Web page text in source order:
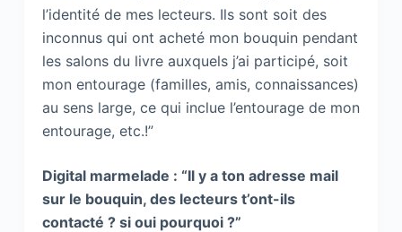
l’identité de mes lecteurs. Ils sont soit des
inconnus qui ont acheté mon bouquin pendant
les salons du livre auxquels j’ai participé, soit
mon entourage (familles, amis, connaissances)
au sens large, ce qui inclue l’entourage de mon
entourage, etc.!”
Digital marmelade : “Il y a ton adresse mail
sur le bouquin, des lecteurs t’ont-ils
contacté ? si oui pourquoi ?”